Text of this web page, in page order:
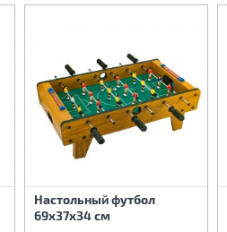
Настольный футбол
69х37х34 см